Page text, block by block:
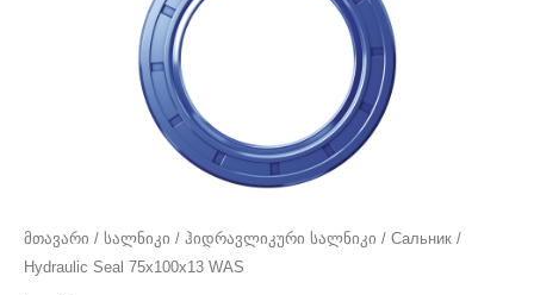
მთავარი / სალნიკი / ჰიდრავლიკური სალნიკი / Сальник /
Hydraulic Seal 75x100x13 WAS